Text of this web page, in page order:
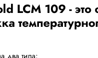
LCM 109 -